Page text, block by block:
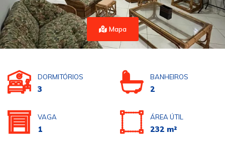
Mapa
DORMITÓRIOS
3
BANHEIROS
2
VAGA
1
ÁREA ÚTIL
232 m²